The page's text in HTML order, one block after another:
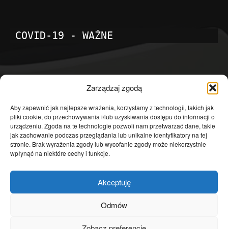
Zarządzaj zgodą
Aby zapewnić jak najlepsze wrażenia, korzystamy z technologii, takich jak
pliki cookie, do przechowywania i/lub uzyskiwania dostępu do informacji o
urządzeniu. Zgoda na te technologie pozwoli nam przetwarzać dane, takie
jak zachowanie podczas przeglądania lub unikalne identyfikatory na tej
stronie. Brak wyrażenia zgody lub wycofanie zgody może niekorzystnie
wpłynąć na niektóre cechy i funkcje.
Akceptuję
Odmów
COVID-19 - WAŻNE
Temat dnia
4601
Publicystyka
4363
Polityka
3639
Polska
Społeczeństwo
2823